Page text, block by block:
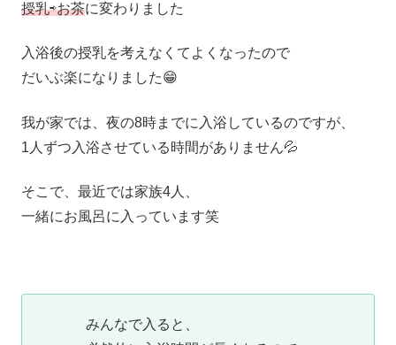
授乳⇨お茶に変わりました
入浴後の授乳を考えなくてよくなったので
だいぶ楽になりました😁
我が家では、夜の8時までに入浴しているのですが、
1人ずつ入浴させている時間がありません💦
そこで、最近では家族4人、
一緒にお風呂に入っています笑
みんなで入ると、